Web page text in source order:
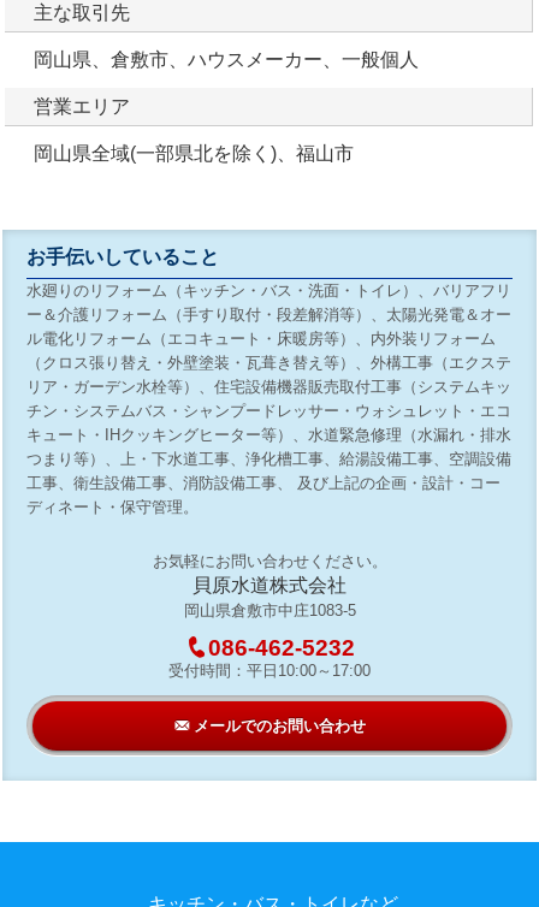
主な取引先
岡山県、倉敷市、ハウスメーカー、一般個人
営業エリア
岡山県全域(一部県北を除く)、福山市
お手伝いしていること
水廻りのリフォーム（キッチン・バス・洗面・トイレ）、バリアフリ
ー＆介護リフォーム（手すり取付・段差解消等）、太陽光発電＆オー
ル電化リフォーム（エコキュート・床暖房等）、内外装リフォーム
（クロス張り替え・外壁塗装・瓦葺き替え等）、外構工事（エクステ
リア・ガーデン水栓等）、住宅設備機器販売取付工事（システムキッ
チン・システムバス・シャンプードレッサー・ウォシュレット・エコ
キュート・IHクッキングヒーター等）、水道緊急修理（水漏れ・排水
つまり等）、上・下水道工事、浄化槽工事、給湯設備工事、空調設備
工事、衛生設備工事、消防設備工事、 及び上記の企画・設計・コー
ディネート・保守管理。
お気軽にお問い合わせください。
貝原水道株式会社
岡山県倉敷市中庄1083-5
=086-462-5232
受付時間：平日10:00～17:00
F メールでのお問い合わせ